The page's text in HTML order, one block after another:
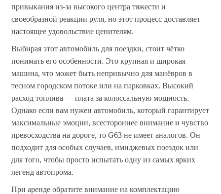
привыкания из-за высокого центра тяжести и
своеобразной реакции руля, но этот процесс доставляет
настоящее удовольствие ценителям.
Выбирая этот автомобиль для поездки, стоит чётко
понимать его особенности. Это крупная и широкая
машина, что может быть непривычно для манёвров в
тесном городском потоке или на парковках. Высокий
расход топлива — плата за колоссальную мощность.
Однако если вам нужен автомобиль, который гарантирует
максимальные эмоции, всестороннее внимание и чувство
превосходства на дороге, то G63 не имеет аналогов. Он
подходит для особых случаев, имиджевых поездок или
для того, чтобы просто испытать одну из самых ярких
легенд автопрома.
При аренде обратите внимание на комплектацию